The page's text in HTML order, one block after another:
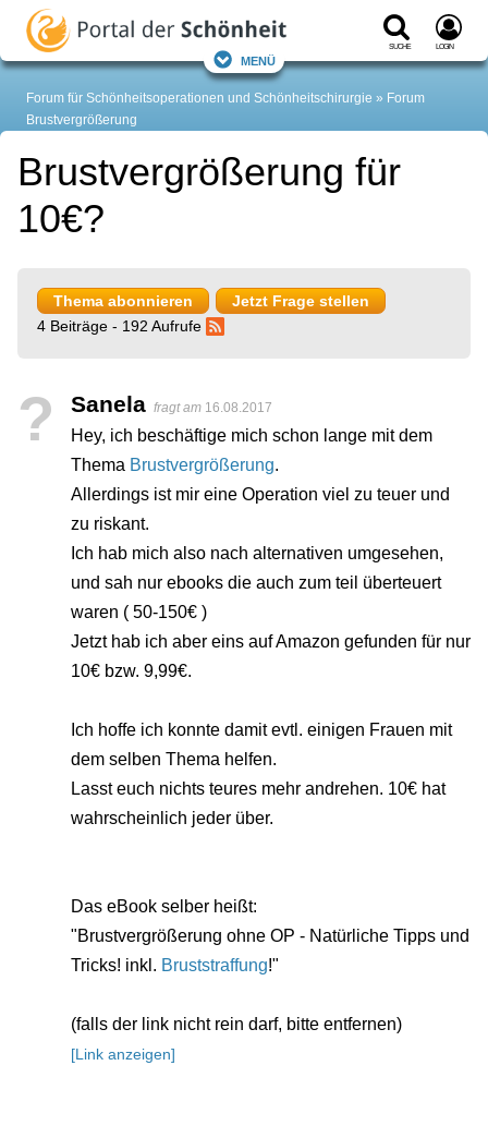
Suche Login
Menü
Forum für Schönheitsoperationen und Schönheitschirurgie
Forum
Brustvergrößerung
Brustvergrößerung für
10€?
Thema abonnieren
Jetzt Frage stellen
4 Beiträge - 192 Aufrufe
? Sanela fragt am 16.08.2017
Hey, ich beschäftige mich schon lange mit dem
Thema Brustvergrößerung.
Allerdings ist mir eine Operation viel zu teuer und
zu riskant.
Ich hab mich also nach alternativen umgesehen,
und sah nur ebooks die auch zum teil überteuert
waren ( 50-150€ )
Jetzt hab ich aber eins auf Amazon gefunden für nur
10€ bzw. 9,99€.
Ich hoffe ich konnte damit evtl. einigen Frauen mit
dem selben Thema helfen.
Lasst euch nichts teures mehr andrehen. 10€ hat
wahrscheinlich jeder über.
Das eBook selber heißt:
"Brustvergrößerung ohne OP - Natürliche Tipps und
Tricks! inkl. Bruststraffung!"
(falls der link nicht rein darf, bitte entfernen)
[Link anzeigen]